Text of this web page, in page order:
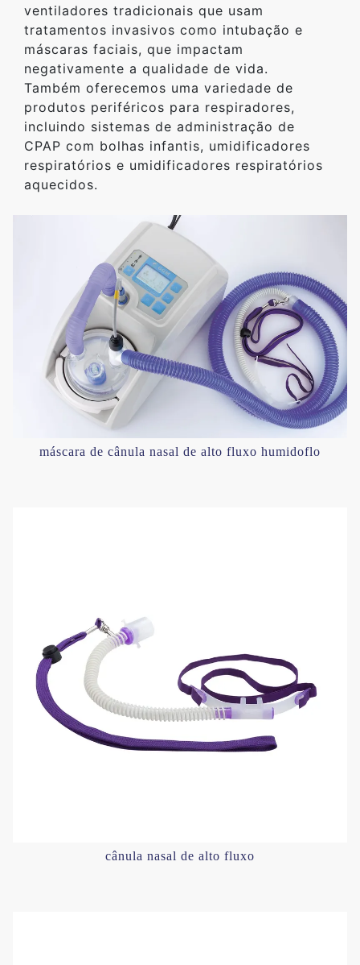
ventiladores tradicionais que usam
tratamentos invasivos como intubação e
máscaras faciais, que impactam
negativamente a qualidade de vida.
Também oferecemos uma variedade de
produtos periféricos para respiradores,
incluindo sistemas de administração de
CPAP com bolhas infantis, umidificadores
respiratórios e umidificadores respiratórios
aquecidos.
máscara de cânula nasal de alto fluxo humidoflo
cânula nasal de alto fluxo